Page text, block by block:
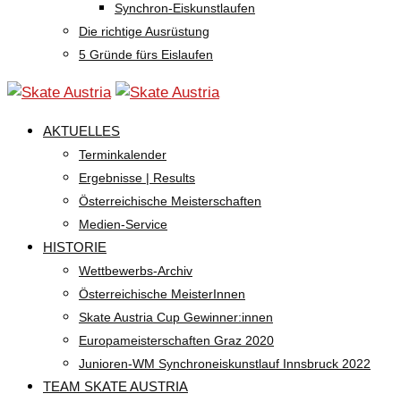
Synchron-Eiskunstlaufen
Die richtige Ausrüstung
5 Gründe fürs Eislaufen
AKTUELLES
Terminkalender
Ergebnisse | Results
Österreichische Meisterschaften
Medien-Service
HISTORIE
Wettbewerbs-Archiv
Österreichische MeisterInnen
Skate Austria Cup Gewinner:innen
Europameisterschaften Graz 2020
Junioren-WM Synchroneiskunstlauf Innsbruck 2022
TEAM SKATE AUSTRIA